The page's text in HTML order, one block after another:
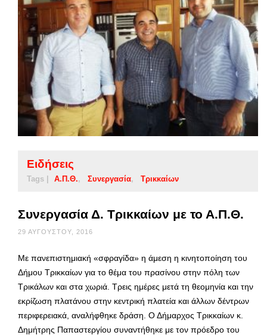
Ειδήσεις
Tags | Α.Π.Θ. Συνεργασία Τρικκαίων
Συνεργασία Δ. Τρικκαίων με το Α.Π.Θ.
29 ΑΥΓΟΎΣΤΟΥ, 2016
Με πανεπιστημιακή «σφραγίδα» η άμεση η κινητοποίηση του
Δήμου Τρικκαίων για το θέμα του πρασίνου στην πόλη των
Τρικάλων και στα χωριά. Τρεις ημέρες μετά τη θεομηνία και την
εκρίζωση πλατάνου στην κεντρική πλατεία και άλλων δέντρων
περιφερειακά, αναλήφθηκε δράση. Ο Δήμαρχος Τρικκαίων κ.
Δημήτρης Παπαστεργίου συναντήθηκε με τον πρόεδρο του